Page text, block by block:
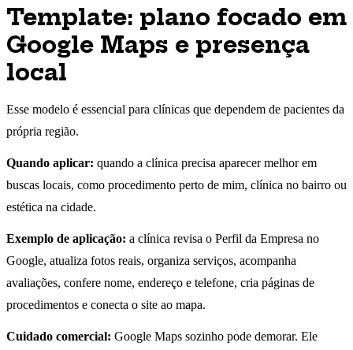
Template: plano focado em
Google Maps e presença
local
Esse modelo é essencial para clínicas que dependem de pacientes da
própria região.
Quando aplicar: quando a clínica precisa aparecer melhor em
buscas locais, como procedimento perto de mim, clínica no bairro ou
estética na cidade.
Exemplo de aplicação: a clínica revisa o Perfil da Empresa no
Google, atualiza fotos reais, organiza serviços, acompanha
avaliações, confere nome, endereço e telefone, cria páginas de
procedimentos e conecta o site ao mapa.
Cuidado comercial: Google Maps sozinho pode demorar. Ele